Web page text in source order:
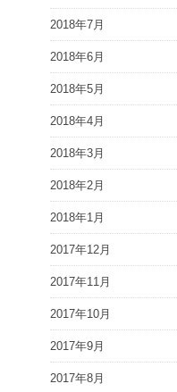
2018年7月
2018年6月
2018年5月
2018年4月
2018年3月
2018年2月
2018年1月
2017年12月
2017年11月
2017年10月
2017年9月
2017年8月